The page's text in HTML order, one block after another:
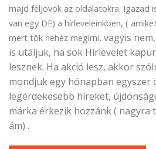
majd feljövök az oldalatokra. Igazad
van egy DE) a hírleveleinkben, (
mert tök nehéz megírni, vagyis
is utáljuk, ha sok Hírlevelet
lesznek. Ha akció lesz, akkor
mondjuk egy hónapban egyszer
legérdekesebb híreket,
márka érkezik hozzánk (
ám) .